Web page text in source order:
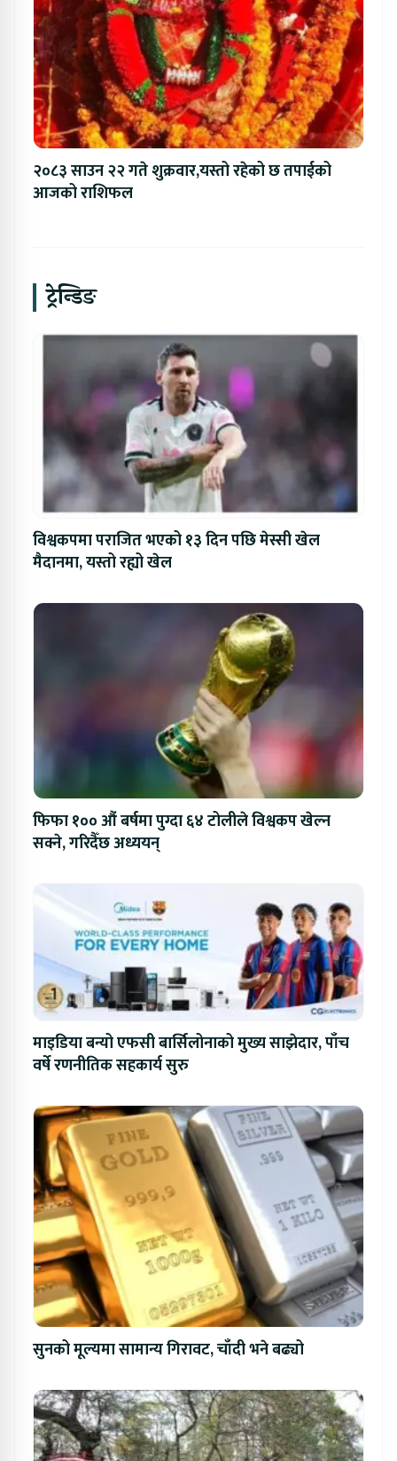
२०८३ साउन २२ गते शुक्रवार,यस्तो रहेको छ तपाईको
आजको राशिफल
ट्रेन्डिङ
विश्वकपमा पराजित भएको १३ दिन पछि मेस्सी खेल
मैदानमा, यस्तो रह्यो खेल
फिफा १०० औं बर्षमा पुग्दा ६४ टोलीले विश्वकप खेल्न
सक्ने, गरिदैँछ अध्ययन्
माइडिया बन्यो एफसी बार्सिलोनाको मुख्य साझेदार, पाँच
वर्षे रणनीतिक सहकार्य सुरु
सुनको मूल्यमा सामान्य गिरावट, चाँदी भने बढ्यो